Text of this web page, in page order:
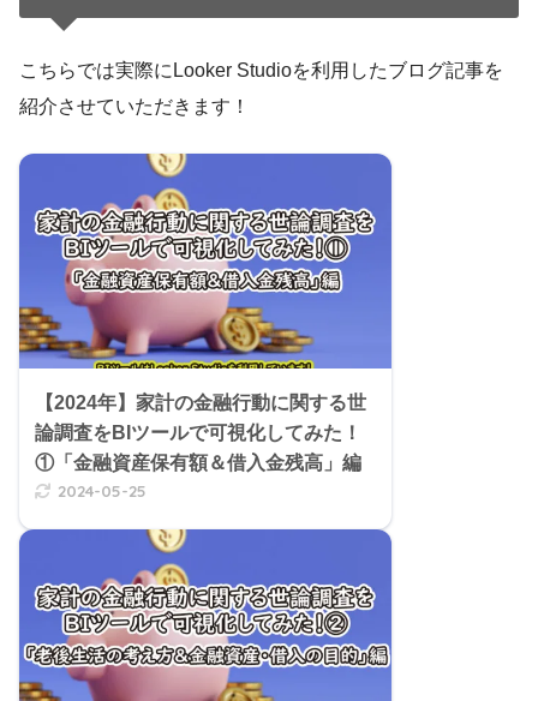
こちらでは実際にLooker Studioを利用したブログ記事を
紹介させていただきます！
【2024年】家計の金融行動に関する世
論調査をBIツールで可視化してみた！
①「金融資産保有額＆借入金残高」編
2024-05-25